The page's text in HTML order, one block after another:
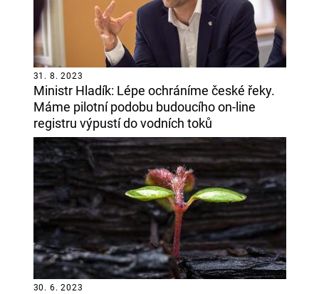
Ministr Hladík: Lépe ochráníme české řeky.
Máme pilotní podobu budoucího on-line
registru výpustí do vodních toků
31. 8. 2023
30. 6. 2023